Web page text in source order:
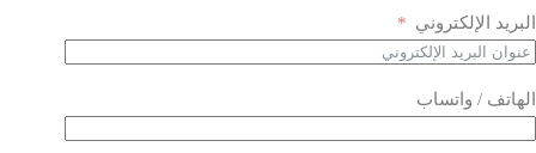
البريد الإلكتروني
الهاتف / واتساب